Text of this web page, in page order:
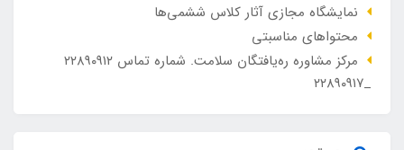
نمایشگاه مجازی آثار کلاس ششمی‌ها
محتواهای مناسبتی
مرکز مشاوره ره‌یافتگان سلامت. شماره تماس ۲۲۸۹۰۹۱۲
_۲۲۸۹۰۹۱۷